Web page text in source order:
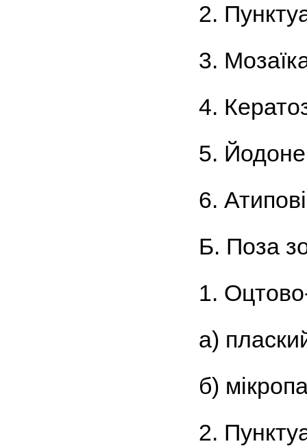
2.
3.
4.
5.
6.
Б. Поза
1.
а)
б)
2.